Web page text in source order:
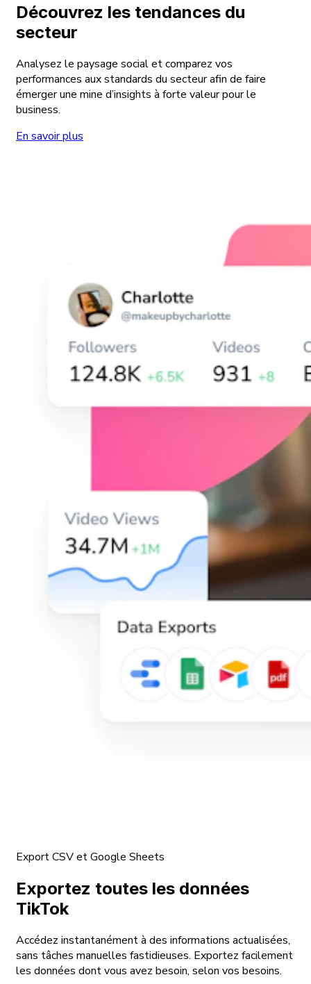
Découvrez les tendances du
secteur
Analysez le paysage social et comparez vos
performances aux standards du secteur afin de faire
émerger une mine d’insights à forte valeur pour le
business.
En savoir plus
Export CSV et Google Sheets
Exportez toutes les données
TikTok
Accédez instantanément à des informations actualisées,
sans tâches manuelles fastidieuses. Exportez facilement
les données dont vous avez besoin, selon vos besoins.